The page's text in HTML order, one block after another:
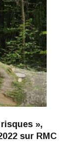
»,
sur RMC